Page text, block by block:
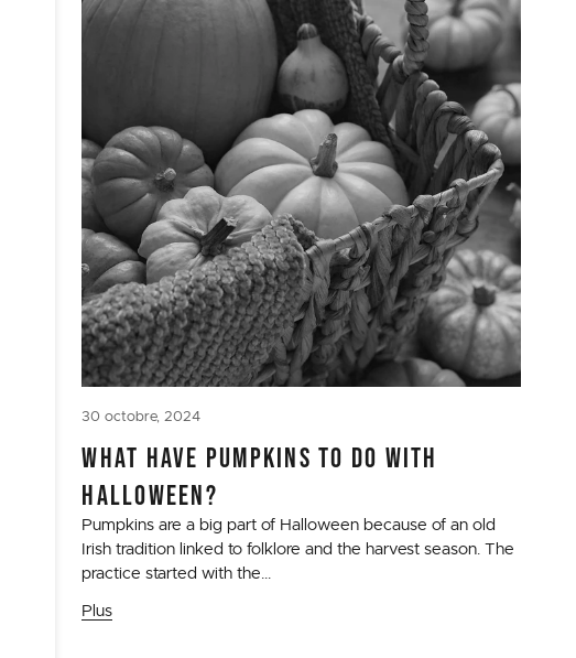
30 octobre, 2024
WHAT HAVE PUMPKINS TO DO WITH
HALLOWEEN?
Pumpkins are a big part of Halloween because of an old
Irish tradition linked to folklore and the harvest season. The
practice started with the...
Plus